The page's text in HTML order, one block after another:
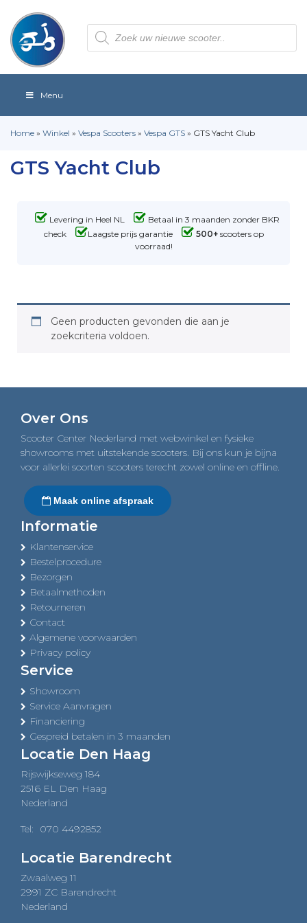
Producten
zoeken
Menu
Home » Winkel » Vespa Scooters » Vespa GTS » GTS Yacht Club
GTS Yacht Club
Levering in Heel NL
Betaal in 3 maanden zonder BKR
check
Laagste prijs garantie 500+scooters op
voorraad!
Geen producten gevonden die aan je
zoekcriteria voldoen.
Over Ons
Scooter Center Nederland met webwinkel en fysieke
showrooms met uitstekende scooters. Bij ons kun je bijna
voor allerlei soorten scooters terecht zowel online en offline.
Maak online afspraak
Informatie
Klantenservice
Bestelprocedure
Bezorgen
Betaalmethoden
Retourneren
Contact
Algemene voorwaarden
Privacy policy
Service
Showroom
Service Aanvragen
Financiering
Gespreid betalen in 3 maanden
Locatie Den Haag
Rijswijkseweg 184
2516 EL Den Haag
Nederland
Tel: 070 4492852
Locatie Barendrecht
Zwaalweg 11
2991 ZC Barendrecht
Nederland